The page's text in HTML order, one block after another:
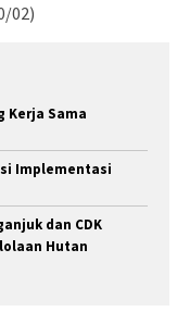
02)
Kerja Sama
Implementasi
dan CDK
Hutan